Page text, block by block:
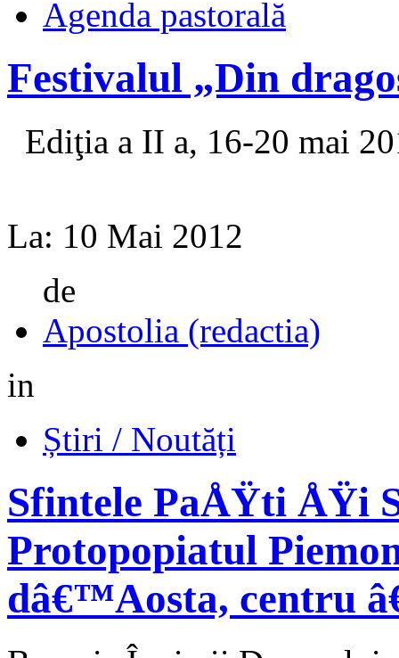
Agenda pastorală
Festivalul „Din
Ediţia a II a, 16‑20 mai
La: 10 Mai 2012
de
Apostolia (redactia)
in
Știri / Noutăți
Sfintele PaÅŸti ÅŸi
Protopopiatul
dâ€™Aosta, centru